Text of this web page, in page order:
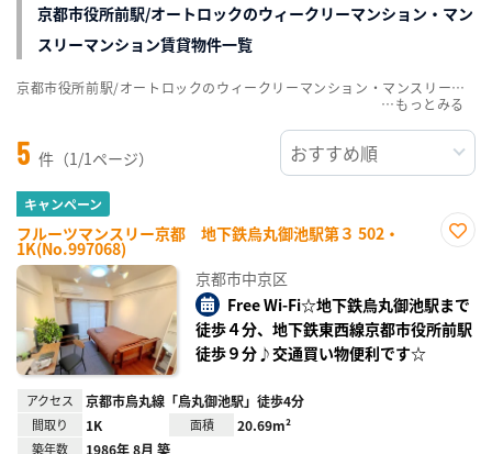
京都市役所前駅/オートロックのウィークリーマンション・マン
スリーマンション賃貸物件一覧
5 件（1/1ページ）
キャンペーン
フルーツマンスリー京都 地下鉄烏丸御池駅第３ 502・
1K(No.997068)
録
京都市中京区
Free Wi-Fi☆地下鉄烏丸御池駅まで
徒歩４分、地下鉄東西線京都市役所前駅
徒歩９分♪交通買い物便利です☆
アクセス 京都市烏丸線「烏丸御池駅」徒歩4分
間取り 1K 面積 20.69m²
築年数 1986年 8月 築
京都市役所前駅/オートロックのウィークリーマンション・マンスリーマンション賃貸物件一覧を掲載中。敷金・礼金無料、家具・家電付をご紹介。こだわり条件での絞込みも簡単！
…